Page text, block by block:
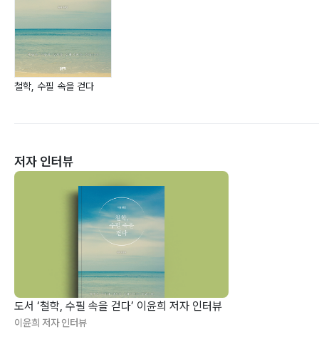
철학, 수필 속을 걷다
저자 인터뷰
도서 ‘철학, 수필 속을 걷다’ 이윤희 저자 인터뷰
이윤희 저자 인터뷰